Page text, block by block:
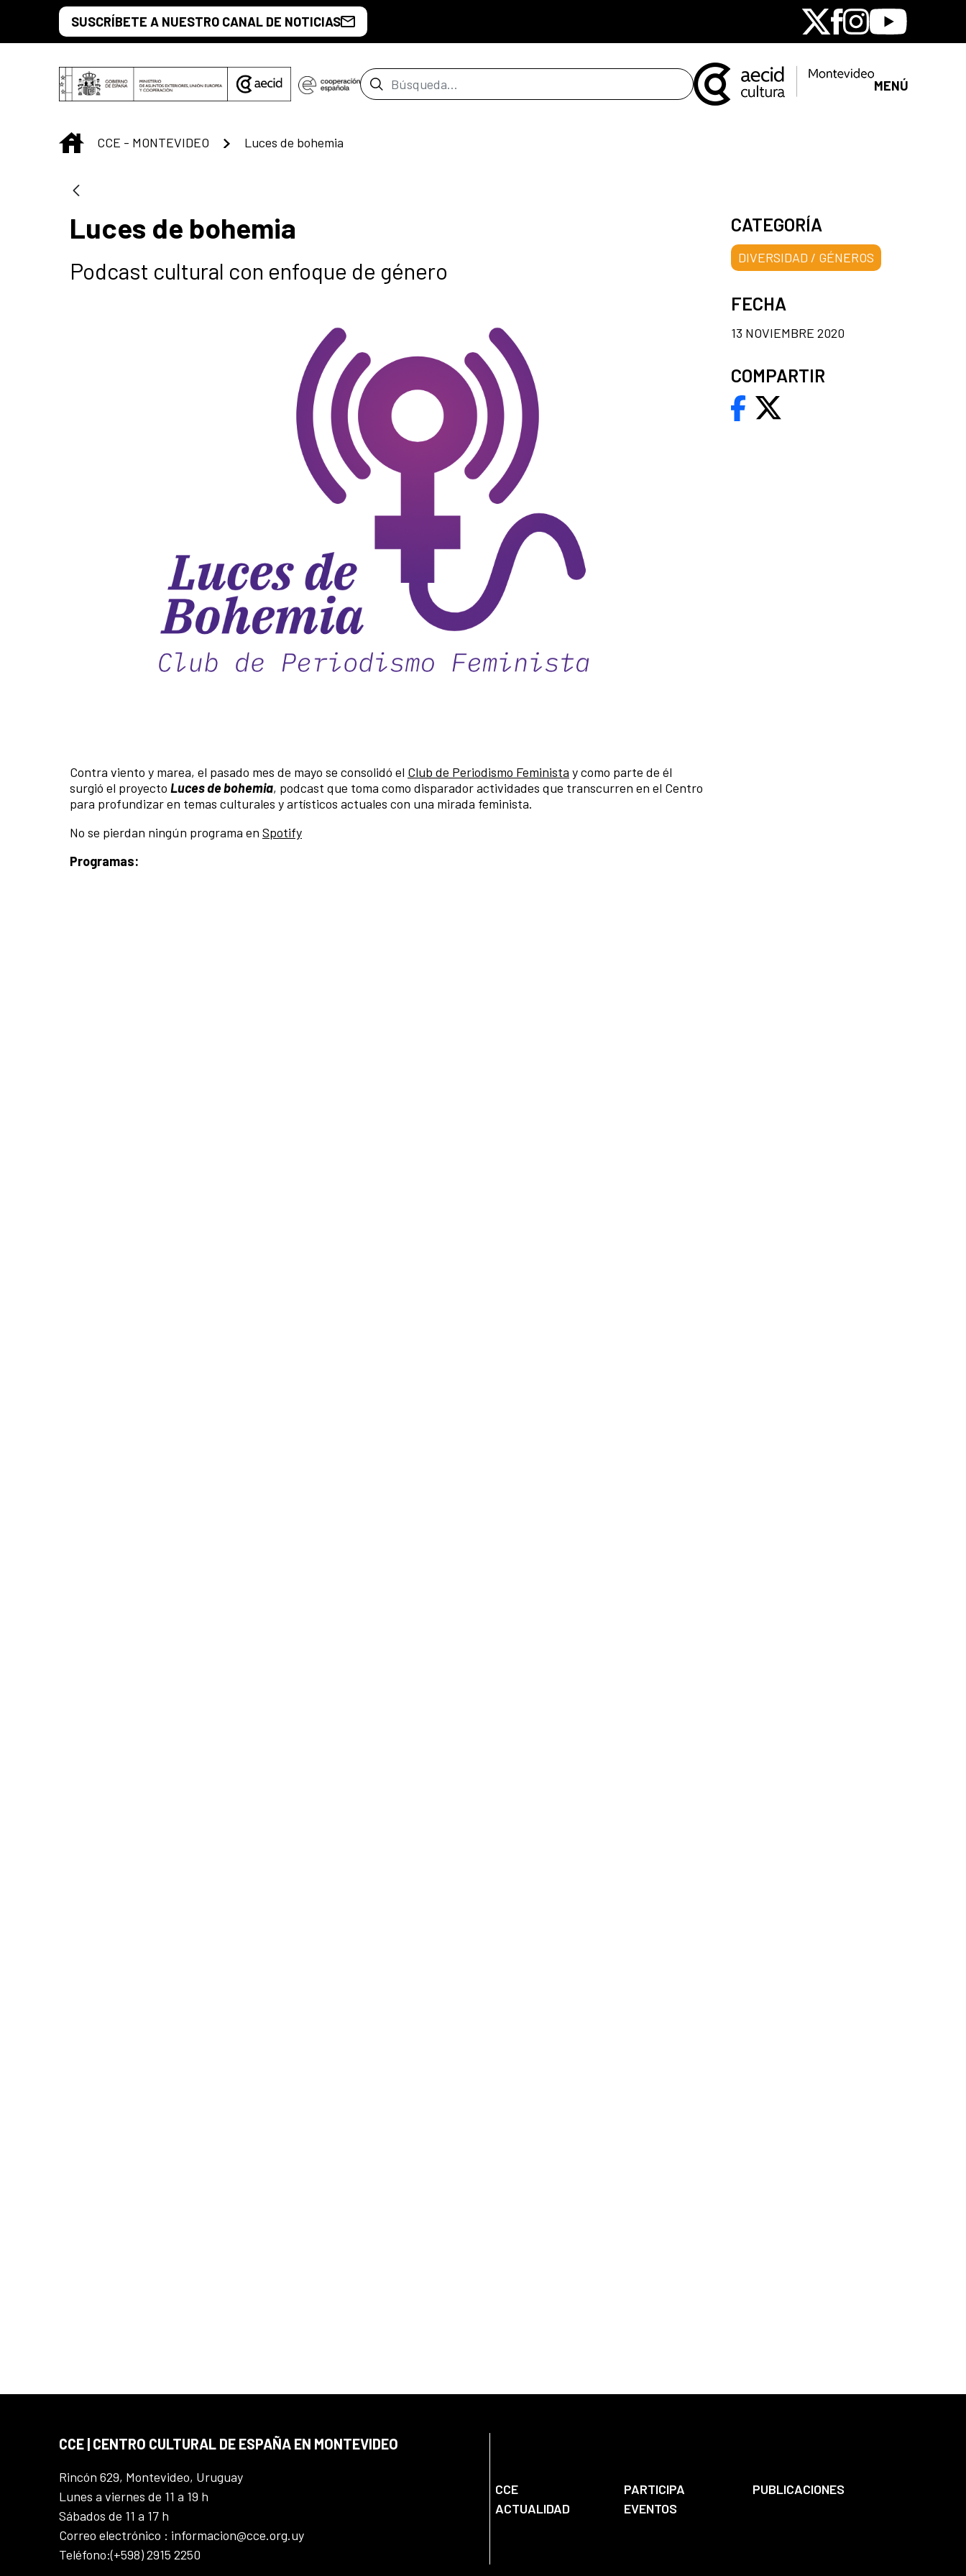
Saltar al contenido principal
SUSCRÍBETE A NUESTRO CANAL DE NOTICIAS X Facebook
Instagram
Youtube
Barra de búsqueda MENÚ
INICIO
CCE - MONTEVIDEO Luces de bohemia
Luces de bohemia
Podcast cultural con enfoque de género
Contra viento y marea, el pasado mes de mayo se consolidó el Club de Periodismo Feminista y como parte de él
surgió el proyecto Luces de bohemia, podcast que toma como disparador actividades que transcurren en el Centro
para profundizar en temas culturales y artísticos actuales con una mirada feminista.
No se pierdan ningún programa en Spotify
Programas:
CATEGORÍA
DIVERSIDAD / GÉNEROS
FECHA
13 NOVIEMBRE 2020
COMPARTIR
CCE | CENTRO CULTURAL DE ESPAÑA EN MONTEVIDEO
Rincón 629, Montevideo, Uruguay
Lunes a viernes de 11 a 19 h
Sábados de 11 a 17 h
Correo electrónico : informacion@cce.org.uy
Teléfono:(+598) 2915 2250
CCE PARTICIPA
PUBLICACIONES
ACTUALIDAD
EVENTOS